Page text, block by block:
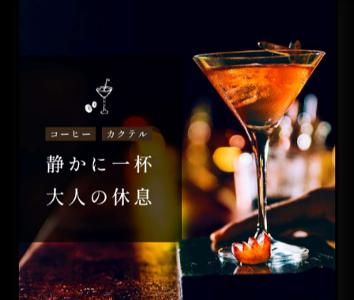
CATEGORIES
コーヒー
カクテル
昼飲み
ウイスキー
一人飲み